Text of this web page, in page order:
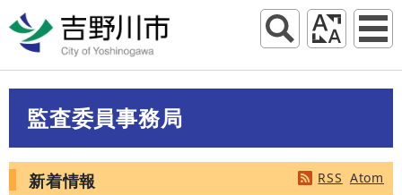
監査委員事務局
RSS Atom
新着情報